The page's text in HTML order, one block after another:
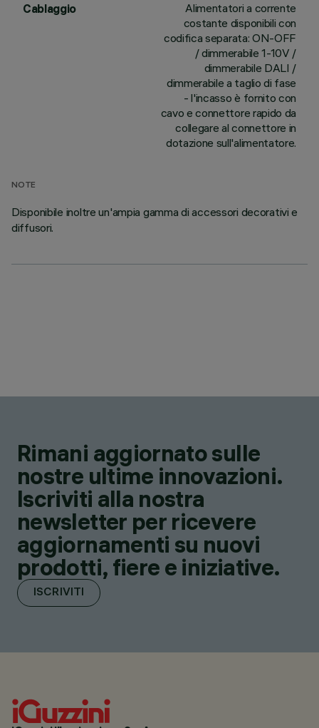
Cablaggio
Alimentatori a corrente
costante disponibili con
codifica separata: ON-OFF
/ dimmerabile 1-10V /
dimmerabile DALI /
dimmerabile a taglio di fase
- l'incasso è fornito con
cavo e connettore rapido da
collegare al connettore in
dotazione sull'alimentatore.
NOTE
Disponibile inoltre un'ampia gamma di accessori decorativi e
diffusori.
Rimani aggiornato sulle
nostre ultime innovazioni.
Iscriviti alla nostra
newsletter per ricevere
aggiornamenti su nuovi
prodotti, fiere e iniziative.
ISCRIVITI